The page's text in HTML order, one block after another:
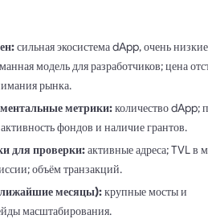
сильная экосистема dApp, очень низкие
модель для разработчиков; цена
рынка.
метрики:количество dApp;
фондов и наличие грантов.
для проверки:активные адреса; TVL в
объём транзакций.
месяцы):крупные мосты и
масштабирования.